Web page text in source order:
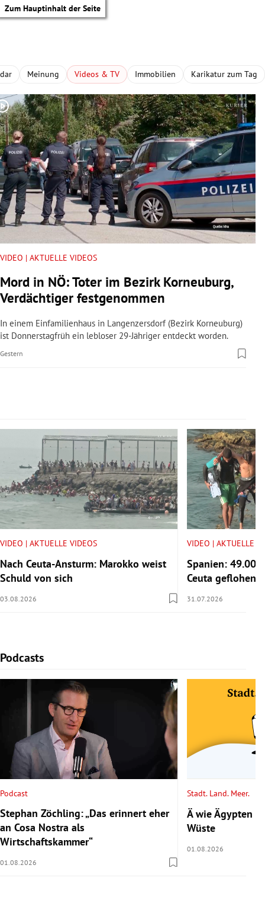
Zum Hauptinhalt der Seite
Untermenü
Untermenü
Untermenü
Untermenü
Untermenü
Untermenü
Meinung Videos & TV Immobilien Karikatur zum Tag
VIDEO | AKTUELLE VIDEOS
Mord in NÖ: Toter im Bezirk Korneuburg,
Verdächtiger festgenommen
In einem Einfamilienhaus in Langenzersdorf (Bezirk Korneuburg)
ist Donnerstagfrüh ein lebloser 29-Jähriger entdeckt worden.
Gestern
VIDEO | AKTUELLE VIDEOS
Nach Ceuta-Ansturm: Marokko weist
Schuld von sich
03.08.2026
VIDEO | AKTUELLE
Spanien:
Ceuta geflohen
31.07.2026
Podcasts
Slide 1 von 6
Podcast
Stephan Zöchling: „Das erinnert eher
an Cosa Nostra als
Wirtschaftskammer“
01.08.2026
Stadt. Land. Meer.
Ä wie Ägypten
Wüste
01.08.2026